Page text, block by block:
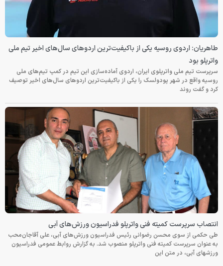
طاهریان: اردوی روسیه یکی از باکیفیت‌ترین اردوهای سال‌های اخیر تیم ملی
واترپلو بود
سرپرست تیم ملی واترپلوی ایران، اردوی آماده‌سازی این تیم در کمپ تیم‌های ملی
روسیه واقع در شهر پودولسک را یکی از باکیفیت‌ترین اردوهای سال‌های اخیر توصیف
کرد و گفت روند
انتصاب سرپرست کمیته فنی واترپلو فدراسیون ورزش‌های آبی
طی حکمی از سوی محسن رضوانی رئیس فدراسیون ورزش‌های آبی، علی آقاجان‌محب
به عنوان سرپرست کمیته فنی واترپلو منصوب شد. به گزارش روابط عمومی فدراسیون
ورزشهای آبی، در متن این